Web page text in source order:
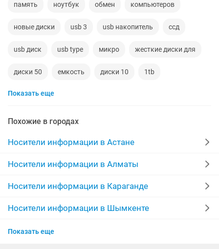
память ноутбук обмен компьютеров
новые диски usb 3 usb накопитель ссд
usb диск usb type микро жесткие диски для
диски 50 емкость диски 10 1tb
жесткий диск ноутбука
500 гб 4gb 64gb hdd ssd
microsoft windows 64гб 4 gb
usb hdd windows 8 ноутбуки ssd
ssd 500 windows компьютер
Показать еще
Похожие в городах
Носители информации в Астане
Носители информации в Алматы
Носители информации в Караганде
Носители информации в Шымкенте
Носители информации в Усть-Каменогорске
Показать еще